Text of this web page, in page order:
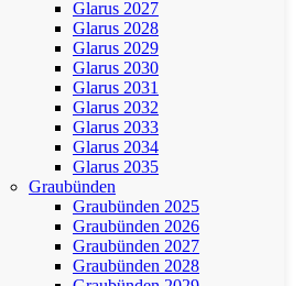
Glarus 2027
Glarus 2028
Glarus 2029
Glarus 2030
Glarus 2031
Glarus 2032
Glarus 2033
Glarus 2034
Glarus 2035
Graubünden
Graubünden 2025
Graubünden 2026
Graubünden 2027
Graubünden 2028